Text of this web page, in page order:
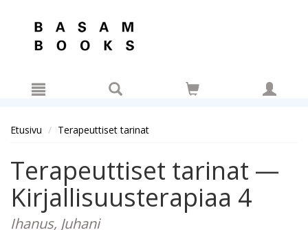
Etusivu Terapeuttiset tarinat
Terapeuttiset tarinat —
Kirjallisuusterapiaa 4
Ihanus, Juhani